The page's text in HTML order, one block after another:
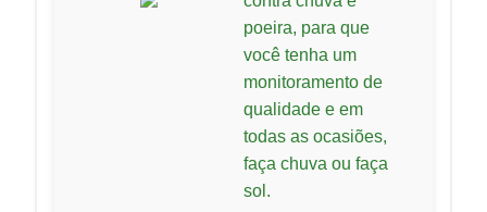
poeira, para que
você tenha um
monitoramento de
qualidade e em
todas as ocasiões,
faça chuva ou faça
sol.